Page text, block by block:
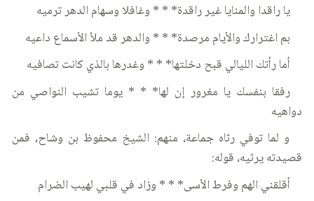
يا راقدا والمنايا غير راقدة* * * وغافلا وسهام الدهر ترميه
بم اغترارك والأيام مرصدة* * * والدهر قد ملأ الأسماع داعيه
أما رأتك الليالي قبح دخلتها* * * وغدرها بالذي كانت تصافيه
رفقا بنفسك يا مغرور إن لها* * * يوما تشيب النواصي من
دواهيه
و لما توفي رثاه جماعة، منهم: الشيخ محفوظ بن وشاح، فمن
قصيدته يرثيه، قوله:
أقلقني الهم وفرط الأسى* * * وزاد في قلبي لهيب الضرام